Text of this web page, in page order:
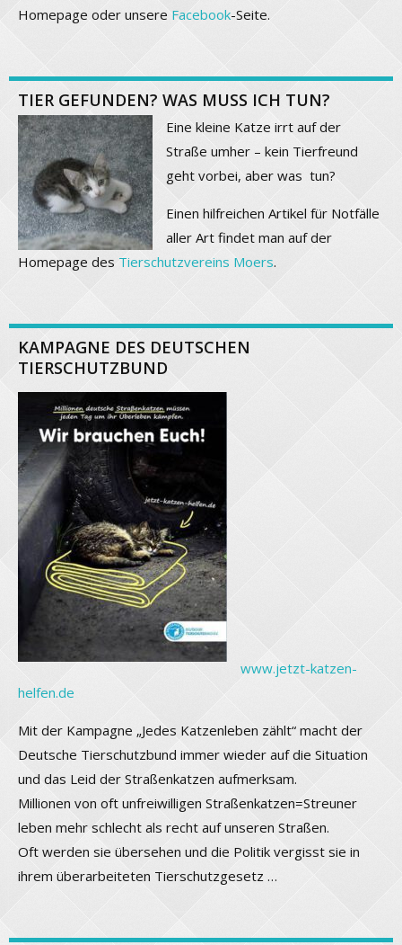
Homepage oder unsere Facebook-Seite.
TIER GEFUNDEN? WAS MUSS ICH TUN?
Eine kleine Katze irrt auf der
Straße umher – kein Tierfreund
geht vorbei, aber was tun?
Einen hilfreichen Artikel für Notfälle
aller Art findet man auf der
Homepage des Tierschutzvereins Moers.
KAMPAGNE DES DEUTSCHEN
TIERSCHUTZBUND
www.jetzt-katzen-
helfen.de
Mit der Kampagne „Jedes Katzenleben zählt“ macht der
Deutsche Tierschutzbund immer wieder auf die Situation
und das Leid der Straßenkatzen aufmerksam.
Millionen von oft unfreiwilligen Straßenkatzen=Streuner
leben mehr schlecht als recht auf unseren Straßen.
Oft werden sie übersehen und die Politik vergisst sie in
ihrem überarbeiteten Tierschutzgesetz …